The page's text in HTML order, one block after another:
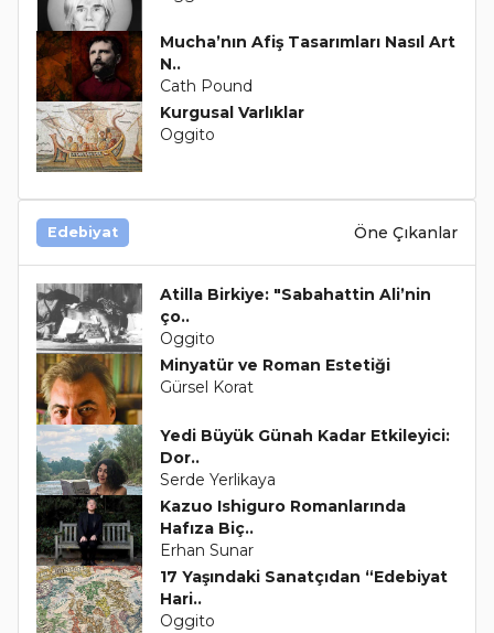
Mucha’nın Afiş Tasarımları Nasıl Art
N..
Cath Pound
Kurgusal Varlıklar
Oggito
Edebiyat Öne Çıkanlar
Atilla Birkiye: "Sabahattin Ali’nin
ço..
Oggito
Minyatür ve Roman Estetiği
Gürsel Korat
Yedi Büyük Günah Kadar Etkileyici:
Dor..
Serde Yerlikaya
Kazuo Ishiguro Romanlarında
Hafıza Biç..
Erhan Sunar
17 Yaşındaki Sanatçıdan “Edebiyat
Hari..
Oggito